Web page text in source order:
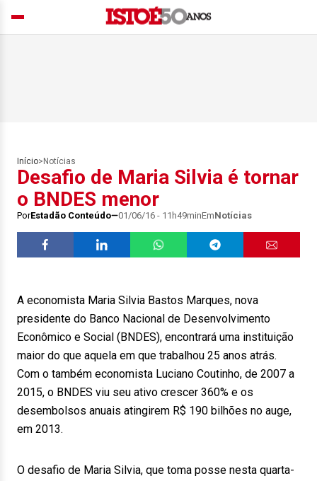
Início> Notícias
Desafio de Maria Silvia é tornar
o BNDES menor
PorEstadão Conteúdo 01/06/16 - 11h49minEmNotícias
A economista Maria Silvia Bastos Marques, nova
presidente do Banco Nacional de Desenvolvimento
Econômico e Social (BNDES), encontrará uma instituição
maior do que aquela em que trabalhou 25 anos atrás.
Com o também economista Luciano Coutinho, de 2007 a
2015, o BNDES viu seu ativo crescer 360% e os
desembolsos anuais atingirem R$ 190 bilhões no auge,
em 2013.
O desafio de Maria Silvia, que toma posse nesta quarta-